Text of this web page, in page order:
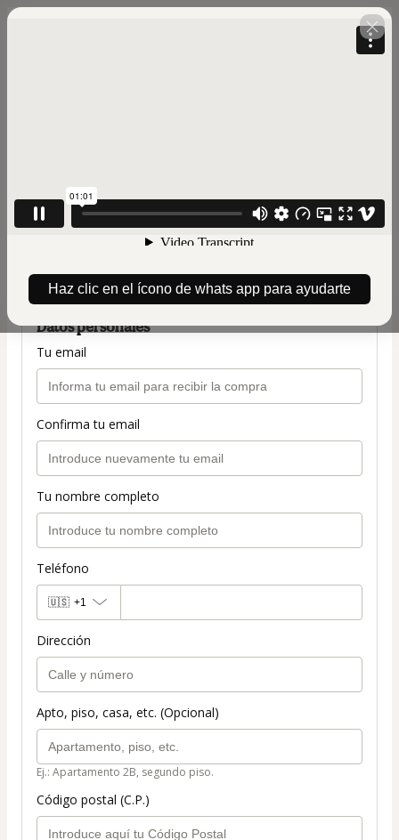
Haz clic en el ícono de whats app para ayudarte
Autor: Katia Elizabeth Brambila Chavez
3 cuotas de 187,00 US$
(más tarifas correspondientes.
BAR 3X187
Datos personales
Tu email
Confirma tu email
Tu nombre completo
Teléfono
🇺🇸 +1
Dirección
Apto, piso, casa, etc. (Opcional)
Ej.: Apartamento 2B, segundo piso.
Código postal (C.P.)